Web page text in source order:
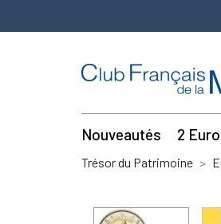
Nouveautés 2 Euro
Trésor du Patrimoine